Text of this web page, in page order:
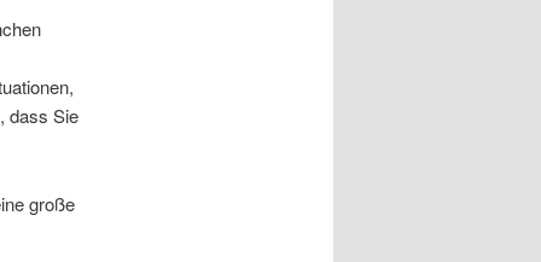
dass Sie
große